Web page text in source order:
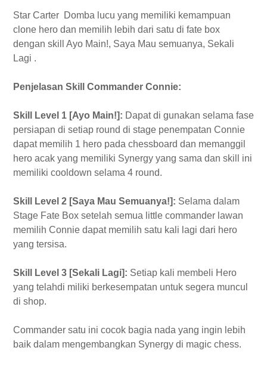
Star Carter Domba lucu yang memiliki kemampuan
clone hero dan memilih lebih dari satu di fate box
dengan skill Ayo Main!, Saya Mau semuanya, Sekali
Lagi .
Penjelasan Skill Commander Connie:
Skill Level 1 [Ayo Main!]: Dapat di gunakan selama fase
persiapan di setiap round di stage penempatan Connie
dapat memilih 1 hero pada chessboard dan memanggil
hero acak yang memiliki Synergy yang sama dan skill ini
memiliki cooldown selama 4 round.
Skill Level 2 [Saya Mau Semuanya!]: Selama dalam
Stage Fate Box setelah semua little commander lawan
memilih Connie dapat memilih satu kali lagi dari hero
yang tersisa.
Skill Level 3 [Sekali Lagi]: Setiap kali membeli Hero
yang telahdi miliki berkesempatan untuk segera muncul
di shop.
Commander satu ini cocok bagia nada yang ingin lebih
baik dalam mengembangkan Synergy di magic chess.